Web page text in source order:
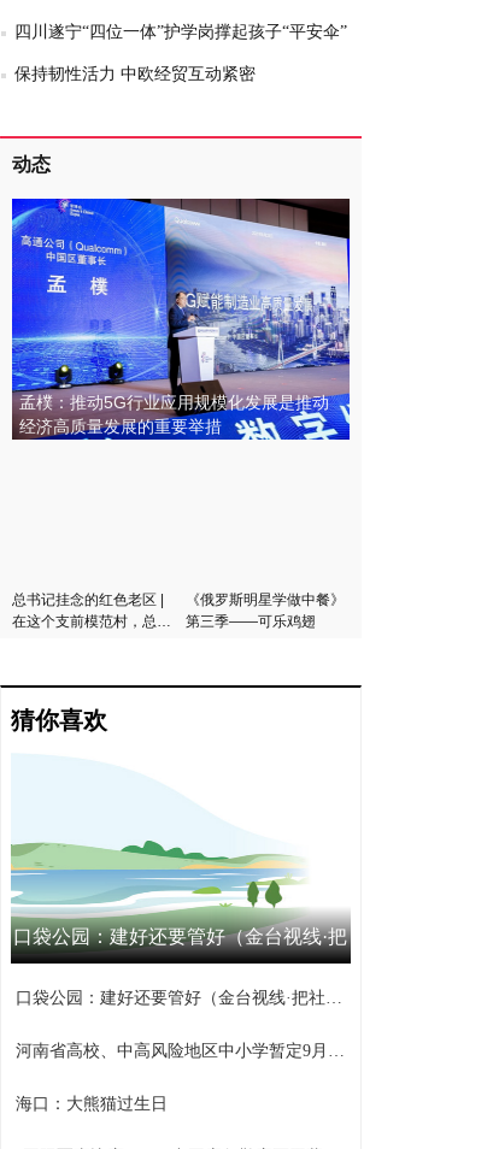
四川遂宁“四位一体”护学岗撑起孩子“平安伞”
保持韧性活力 中欧经贸互动紧密
动态
孟樸：推动5G行业应用规模化发展是推动
经济高质量发展的重要举措
总书记挂念的红色老区 |
在这个支前模范村，总书
《俄罗斯明星学做中餐》
第三季——可乐鸡翅
猜你喜欢
口袋公园：建好还要管好（金台视线·把
社区工作做到家③） 口袋公园：建好还要管好（金台视线·把社区工作做到家③）
河南省高校、中高风险地区中小学暂定9月15日之前不返校
海口：大熊猫过生日